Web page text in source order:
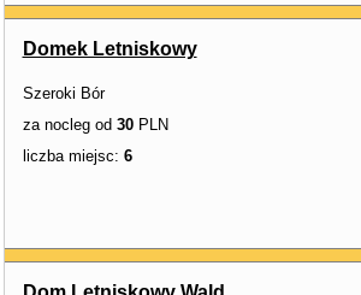
Domek Letniskowy
Szeroki Bór
za nocleg od 30PLN
liczba miejsc: 6